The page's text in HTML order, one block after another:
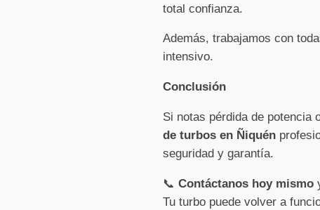
total confianza.
Además, trabajamos con
intensivo.
Conclusión
Si notas pérdida de potencia
de turbos en Ñiquén
seguridad y garantía.
📞 Contáctanos hoy mismo
Tu turbo puede volver a